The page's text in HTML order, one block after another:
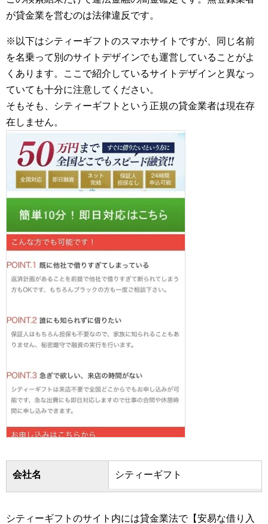
が貸金業を営むのは法律違反です。
※以下はシティーギフトのスマホサイトですが、同じ名前
を名乗って別のサイトデザインでも運営していることがよ
くあります。ここで紹介しているサイトデザインと異なっ
ていても十分に注意してください。
そもそも、シティーギフトという正規の貸金業者は現在存
在しません。
会社名 シティーギフト
シティーギフトのサイト内には貸金業法で【安易な借り入